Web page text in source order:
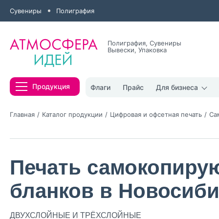
Сувениры Полиграфия
Полиграфия, Сувениры
Вывески, Упаковка
Продукция Флаги Прайс Для бизнеса
Главная Каталог продукции Цифровая и офсетная печать
Печать
бланков в
ДВУХСЛОЙНЫЕ И ТРЁХСЛОЙНЫЕ
Нажимая
политикой
Нажимая на